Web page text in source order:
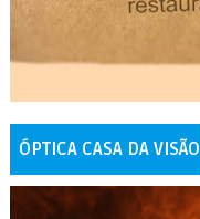
ÓPTICA CASA DA VISÃO